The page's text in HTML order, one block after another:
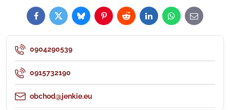
FacebookTwitterBlueskyPinterestRedditLinkedInWhatsApp
E-
mail
0904290539
0915732190
obchod@jenkie.eu